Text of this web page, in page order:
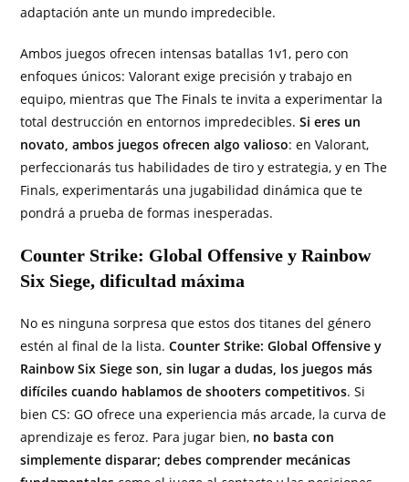
adaptación ante un mundo impredecible.
Ambos juegos ofrecen intensas batallas 1v1, pero con
enfoques únicos: Valorant exige precisión y trabajo en
equipo, mientras que The Finals te invita a experimentar la
total destrucción en entornos impredecibles.Si eres un
novato, ambos juegos ofrecen algo valioso: en Valorant,
perfeccionarás tus habilidades de tiro y estrategia, y en The
Finals, experimentarás una jugabilidad dinámica que te
pondrá a prueba de formas inesperadas.
Counter Strike: Global Offensive y Rainbow
Six Siege, dificultad máxima
No es ninguna sorpresa que estos dos titanes del género
estén al final de la lista.Counter Strike: Global Offensive y
Rainbow Six Siege son, sin lugar a dudas, los juegos más
difíciles cuando hablamos de shooters competitivos. Si
bien CS: GO ofrece una experiencia más arcade, la curva de
aprendizaje es feroz. Para jugar bien, no basta con
simplemente disparar; debes comprender mecánicas